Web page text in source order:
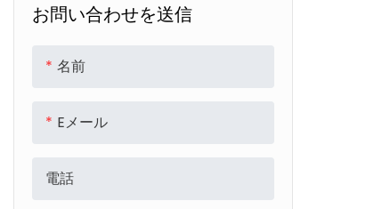
お問い合わせを送信
名前
Eメール
電話